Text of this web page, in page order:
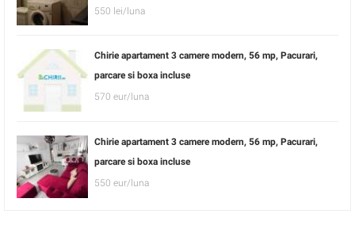
550 lei/luna
Chirie apartament 3 camere modern, 56 mp, Pacurari,
parcare si boxa incluse
570 eur/luna
Chirie apartament 3 camere modern, 56 mp, Pacurari,
parcare si boxa incluse
550 eur/luna